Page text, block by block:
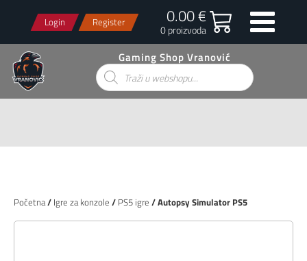
Login Register 0.00 €
0 proizvoda
Gaming Shop Vranović
Products
search
Početna/ Igre za konzole / PS5 igre / Autopsy Simulator PS5